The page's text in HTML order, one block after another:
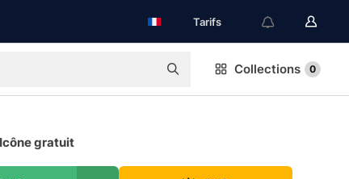
Tarifs
Collections 0
gratuit